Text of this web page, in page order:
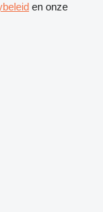
en onze